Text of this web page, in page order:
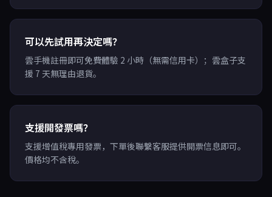
可以先試用再決定嗎？
雲手機註冊即可免費體驗 2 小時（無需信用卡）；雲盒子支
援 7 天無理由退貨。
支援開發票嗎？
支援增值稅專用發票，下單後聯繫客服提供開票信息即可。
價格均不含稅。